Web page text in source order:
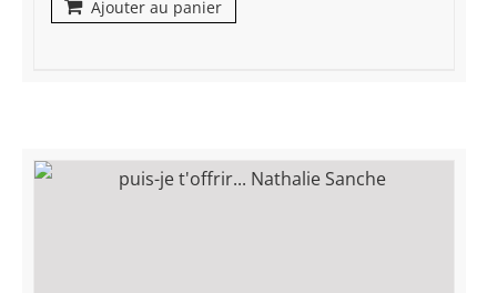
Ajouter au panier